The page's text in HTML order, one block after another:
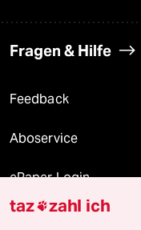
Fragen & Hilfe
Feedback
Aboservice
ePaper Login
Downloads für
taz zahl ich